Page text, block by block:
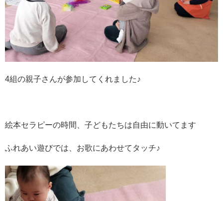
4組の親子さんが参加してくれました♪
絵本セラピーの時間、子どもたちは自由に動いてます
ふれあい遊びでは、お歌にあわせてタッチ♪